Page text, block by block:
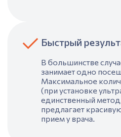
Быстрый
В большинстве
занимает одно
Максимальное
(при установке
единственный
предлагает
прием у врача.